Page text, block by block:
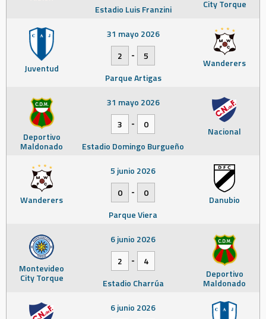
City Torque
Estadio Luis Franzini
Juventud Wanderers
31 mayo 2026
2
-
5
Parque Artigas
Deportivo
Maldonado
Nacional
31 mayo 2026
3
-
0
Estadio Domingo Burgueño
Wanderers Danubio
5 junio 2026
0
-
0
Parque Viera
Montevideo
City Torque Deportivo
Maldonado
6 junio 2026
2
-
4
Estadio Charrúa
6 junio 2026